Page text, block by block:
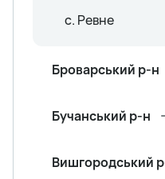
с. Ревне
Броварський р-н
Бучанський р-н
Вишгородський